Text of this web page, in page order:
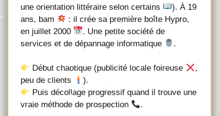
une orientation littéraire selon certains
). À 19
ans, bam
: il crée sa première boîte Hypro,
en juillet 2000
. Une petite société de
services et de dépannage informatique
.
Début chaotique (publicité locale foireuse
,
peu de clients
).
Puis décollage progressif quand il trouve une
vraie méthode de prospection
.